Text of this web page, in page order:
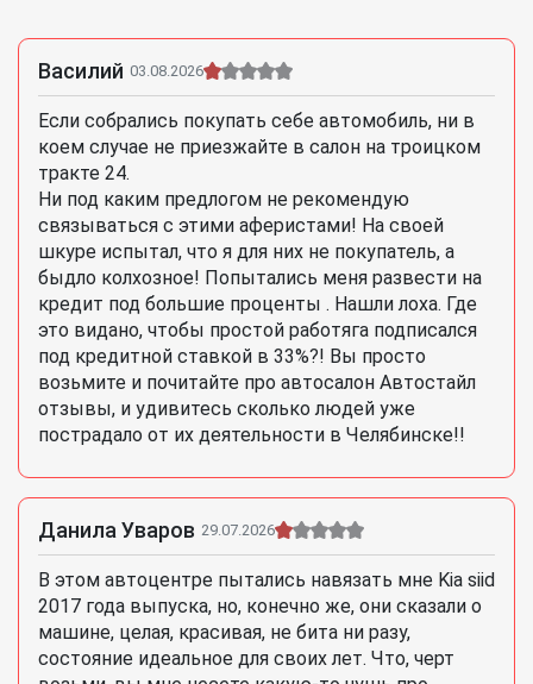
Василий 03.08.2026
Если собрались покупать себе автомобиль, ни в
коем случае не приезжайте в салон на троицком
тракте 24.
Ни под каким предлогом не рекомендую
связываться с этими аферистами! На своей
шкуре испытал, что я для них не покупатель, а
быдло колхозное! Попытались меня развести на
кредит под большие проценты . Нашли лоха. Где
это видано, чтобы простой работяга подписался
под кредитной ставкой в 33%?! Вы просто
возьмите и почитайте про автосалон Автостайл
отзывы, и удивитесь сколько людей уже
пострадало от их деятельности в Челябинске!!
Данила Уваров 29.07.2026
В этом автоцентре пытались навязать мне Kia siid
2017 года выпуска, но, конечно же, они сказали о
машине, целая, красивая, не бита ни разу,
состояние идеальное для своих лет. Что, черт